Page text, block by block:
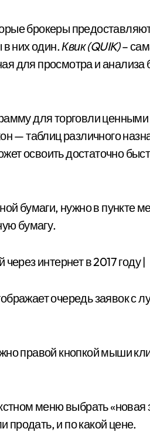
брокеры
в них один.Квик (QUIK)–
для просмотра и
для торговли
— таблиц различного
освоить достаточно
бумаги, нужно в пункте
бумагу.
очередь заявок с
правой кнопкой мыши
меню выбрать «новая
продать, и по какой цене.